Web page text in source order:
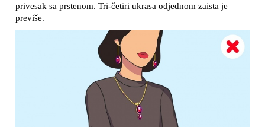
privesak sa prstenom. Tri-četiri ukrasa odjednom zaista je
previše.